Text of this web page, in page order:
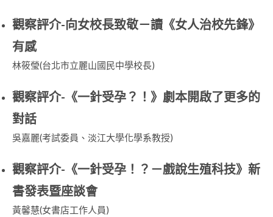
觀察評介-向女校長致敬－讀《女人治校先鋒》
有感
林筱瑩(台北市立麗山國民中學校長)
觀察評介-《一針受孕？！》劇本開啟了更多的
對話
吳嘉麗(考試委員、淡江大學化學系教授)
觀察評介-《一針受孕！？－戲說生殖科技》新
書發表暨座談會
黃馨慧(女書店工作人員)